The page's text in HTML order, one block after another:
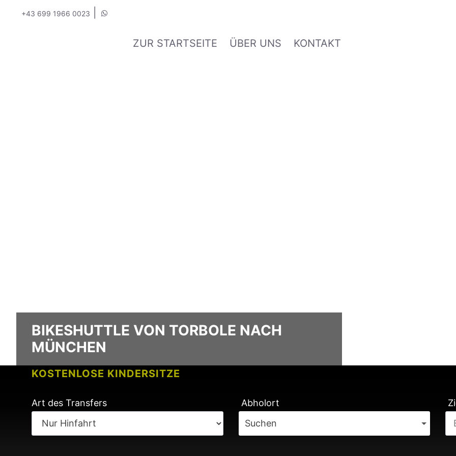
+43 699 1966 0023
ZUR STARTSEITE ÜBER UNS KONTAKT
KOSTENLOSE KINDERSITZE
KEINE GEBÜHREN BEI FLUGVERSPÄTUNG
BIKESHUTTLE VON TORBOLE NACH
MÜNCHEN
Art des Transfers
Abholort
Suchen